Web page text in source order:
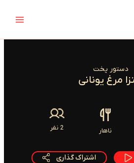
Menu
دستور پخت
مرغ یونانی
ناهار 2 نفر
اشتراک گذاری